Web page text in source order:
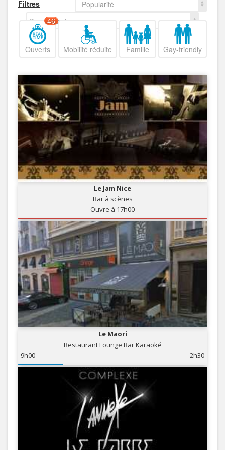
Filtres
Popularité
Decroissant
Ouverts
46
Mobilité réduite Famille Gay-friendly
Le Jam Nice
Bar à scènes
Ouvre à 17h00
Le Maori
Restaurant Lounge Bar Karaoké
9h00
2h30